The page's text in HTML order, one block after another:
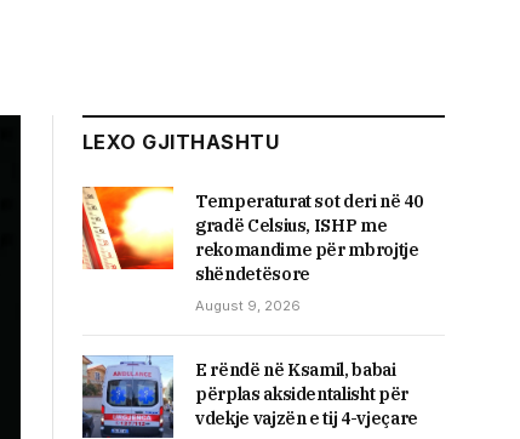
LEXO GJITHASHTU
Temperaturat sot deri në 40
gradë Celsius, ISHP me
rekomandime për mbrojtje
shëndetësore
August 9, 2026
E rëndë në Ksamil, babai
përplas aksidentalisht për
vdekje vajzën e tij 4-vjeçare